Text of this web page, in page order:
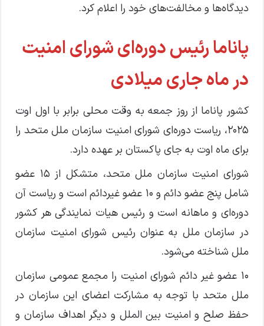
دیدگاه‌ها و مخالفت‌های خود را اعلام کرد.
پاناما رئیس دوره‌ای شورای امنیت
در ماه جاری میلادی
کشور پاناما از روز جمعه به وقت محلی برابر با اول اوت
۲۰۲۵، ریاست دوره‌ای شورای امنیت سازمان ملل متحد را
برای ماه اوت به جای پاکستان بر عهده دارد.
شورای امنیت سازمان ملل متحد، متشکل از ۱۵ عضو
شامل پنج عضو دائم و ۱۰ عضو غیردائم است و ریاست آن
دوره‌ای و ماهانه است و رئیس هیات نمایندگی هر کشور
در سازمان ملل به عنوان رئیس شورای امنیت سازمان
ملل شناخته می‌شود.
۱۰ عضو غیر دائم شورای امنیت را مجمع عمومی سازمان
ملل متحد با توجه به مشارکت اعضای این سازمان در
حفظ صلح و امنیت بین الملل و دیگر اهداف سازمان و